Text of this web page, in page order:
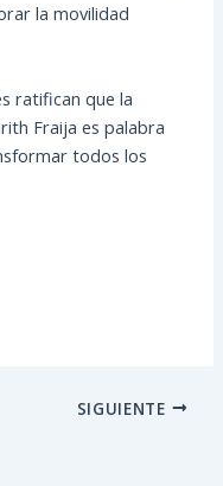
la movilidad
ratifican que la
Fraija es palabra
todos los
SIGUIENTE